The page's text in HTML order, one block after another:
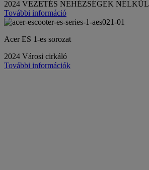
2024 VEZETÉS NEHÉZSÉGEK NÉLKÜL
További információ
Acer ES 1-es sorozat
2024 Városi cirkáló
További információk